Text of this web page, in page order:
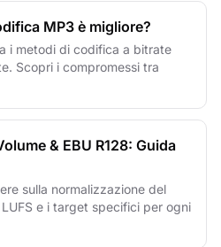
MP3 è migliore?
i metodi di codifica a bitrate
Scopri i compromessi tra
& EBU R128: Guida
sulla normalizzazione del
e i target specifici per ogni